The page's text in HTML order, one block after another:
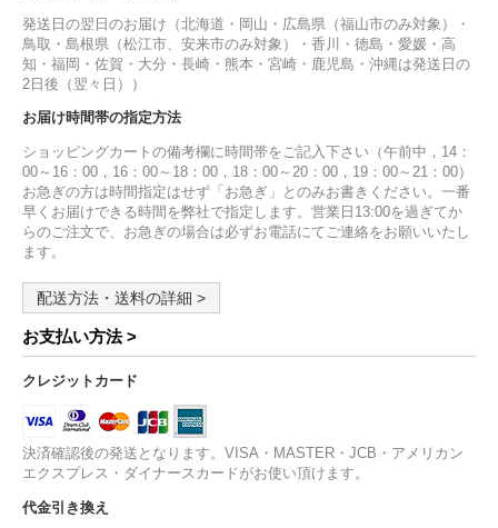
発送日の翌日のお届け（北海道・岡山・広島県（福山市のみ対象）・
鳥取・島根県（松江市、安来市のみ対象）・香川・徳島・愛媛・高
知・福岡・佐賀・大分・長崎・熊本・宮崎・鹿児島・沖縄は発送日の
2日後（翌々日））
お届け時間帯の指定方法
ショッピングカートの備考欄に時間帯をご記入下さい（午前中，14：
00～16：00，16：00～18：00，18：00～20：00，19：00～21：00）
お急ぎの方は時間指定はせず「お急ぎ」とのみお書きください。一番
早くお届けできる時間を弊社で指定します。営業日13:00を過ぎてか
らのご注文で、お急ぎの場合は必ずお電話にてご連絡をお願いいたし
ます。
配送方法・送料の詳細 >
お支払い方法 >
クレジットカード
決済確認後の発送となります。VISA・MASTER・JCB・アメリカン
エクスプレス・ダイナースカードがお使い頂けます。
代金引き換え